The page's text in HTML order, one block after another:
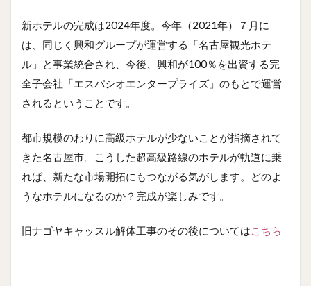
新ホテルの完成は2024年度。今年（2021年）７月に
は、同じく興和グループが運営する「名古屋観光ホテ
ル」と事業統合され、今後、興和が100％を出資する完
全子会社「エスパシオエンタープライズ」のもとで運営
されるということです。
都市規模のわりに高級ホテルが少ないことが指摘されて
きた名古屋市。こうした超高級路線のホテルが軌道に乗
れば、新たな市場開拓にもつながる気がします。どのよ
うなホテルになるのか？完成が楽しみです。
旧ナゴヤキャッスル解体工事のその後についてはこちら